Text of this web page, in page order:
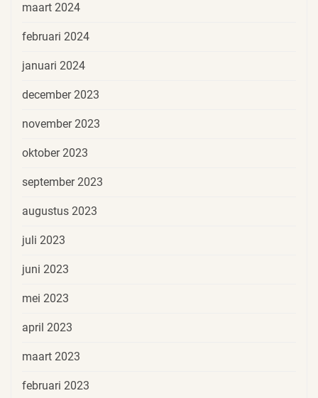
maart 2024
februari 2024
januari 2024
december 2023
november 2023
oktober 2023
september 2023
augustus 2023
juli 2023
juni 2023
mei 2023
april 2023
maart 2023
februari 2023